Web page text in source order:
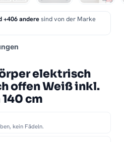
+406 anderesind von der Marke
elektrisch
offen Weiß inkl.
cm
kein Fädeln.